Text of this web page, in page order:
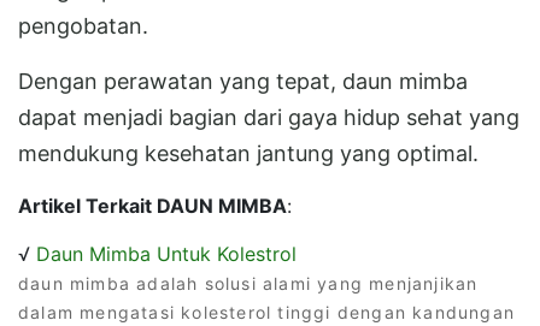
pengobatan.
Dengan perawatan yang tepat, daun mimba
dapat menjadi bagian dari gaya hidup sehat yang
mendukung kesehatan jantung yang optimal.
Artikel Terkait DAUN MIMBA:
√ Daun Mimba Untuk Kolestrol
daun mimba adalah solusi alami yang menjanjikan
dalam mengatasi kolesterol tinggi dengan kandungan